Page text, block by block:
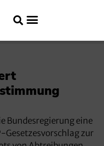
Bundesregierung eine
Gesetzesvorschlag zur